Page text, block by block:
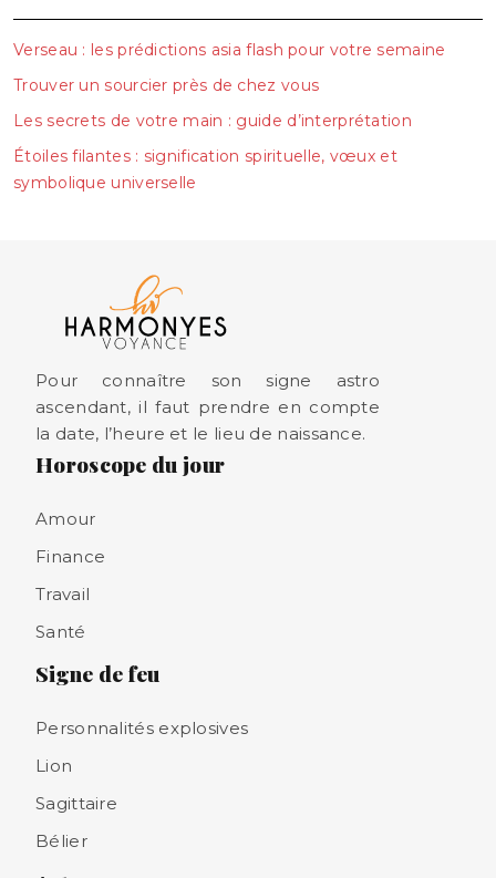
Verseau : les prédictions asia flash pour votre semaine
Trouver un sourcier près de chez vous
Les secrets de votre main : guide d’interprétation
Étoiles filantes : signification spirituelle, vœux et
symbolique universelle
Pour connaître son signe astro
ascendant, il faut prendre en compte
la date, l’heure et le lieu de naissance.
Horoscope du jour
Amour
Finance
Travail
Santé
Signe de feu
Personnalités explosives
Lion
Sagittaire
Bélier